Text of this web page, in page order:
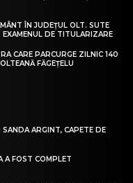
ÎN JUDEȚUL OLT. SUTE
DE TITULARIZARE
CARE PARCURGE ZILNIC 140
FĂGEȚELU
SANDA ARGINT, CAPETE DE
A FOST COMPLET